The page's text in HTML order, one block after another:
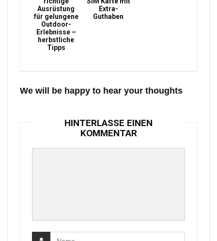
Ausrüstung
für gelungene
Outdoor-
Erlebnisse –
herbstliche
Tipps
Extra-
Guthaben
We will be happy to hear your thoughts
HINTERLASSE EINEN
KOMMENTAR